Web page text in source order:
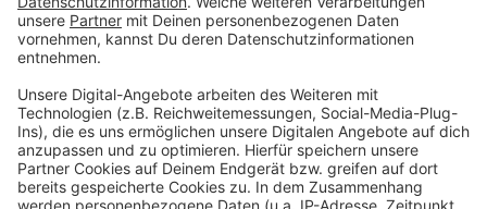
powered byUsercentrics Consent
Management Platform
Anzeige
©Fox Deutschland
Kann Alper bei den Mädels landen?
Anzeige